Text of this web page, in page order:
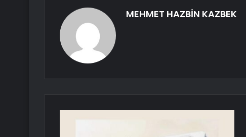
MEHMET HAZBİN KAZBEK